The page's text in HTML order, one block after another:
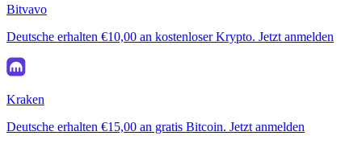
Bitvavo
Deutsche erhalten €10,00 an kostenloser Krypto. Jetzt anmelden
Kraken
Deutsche erhalten €15,00 an gratis Bitcoin. Jetzt anmelden